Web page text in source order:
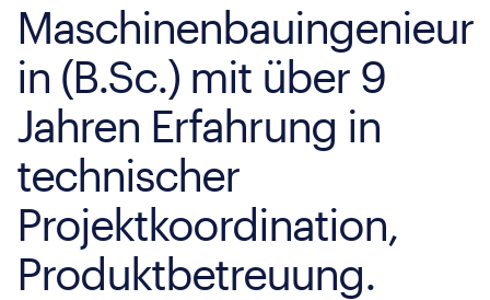
Maschinenbauingenieur
in (B.Sc.) mit über 9
Jahren Erfahrung in
technischer
Projektkoordination,
Produktbetreuung.